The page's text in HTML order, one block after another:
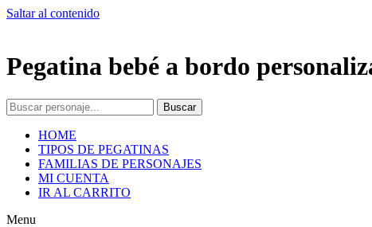
Saltar al contenido
Pegatina bebé a bordo
Buscar
HOME
TIPOS DE PEGATINAS
FAMILIAS DE PERSONAJES
MI CUENTA
IR AL CARRITO
Menu